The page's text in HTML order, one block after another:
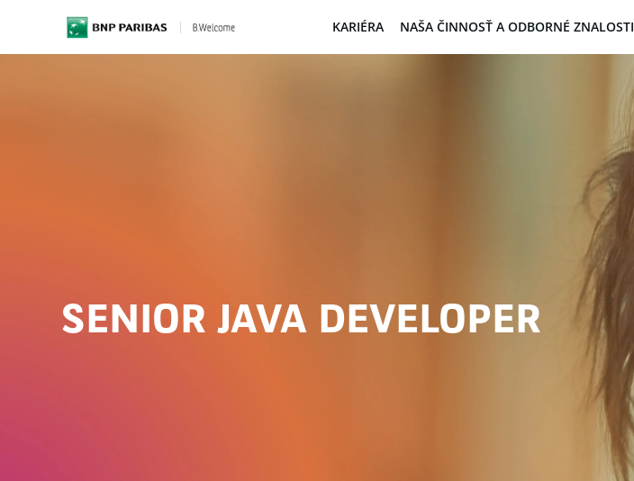
BNP Paribas KARIÉRA NAŠA ČINNOSŤ A ODBORNÉ ZNALOSTI
SENIOR JAVA DEVELOPER